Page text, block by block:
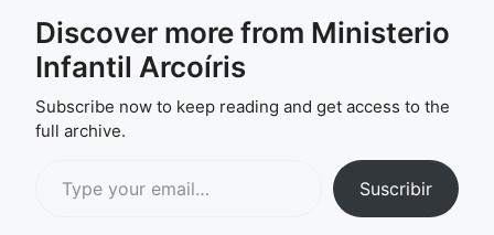
Discover more from Ministerio
Infantil Arcoíris
Subscribe now to keep reading and get access to the
full archive.
Suscribir